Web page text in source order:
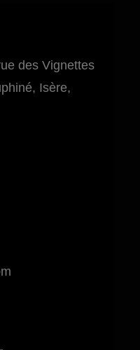
des Vignettes
Isère,